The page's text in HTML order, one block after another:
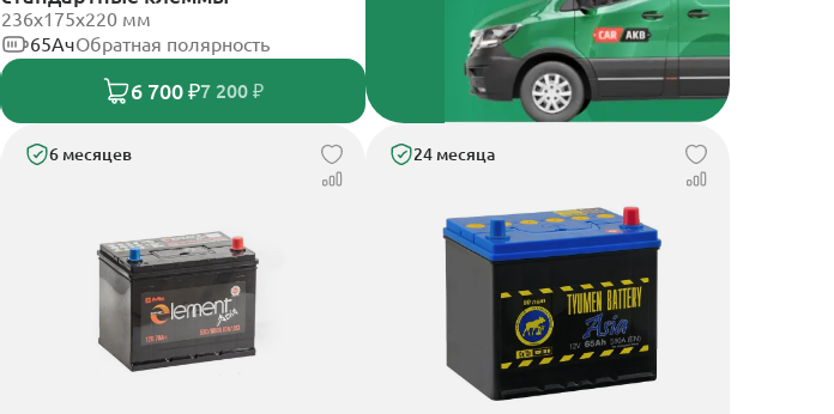
236х175х220 мм
65АчОбратная полярность
6 700 ₽7 200 ₽
6 месяцев 24 месяца